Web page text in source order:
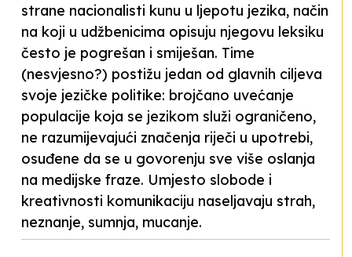
strane nacionalisti kunu u ljepotu jezika, način
na koji u udžbenicima opisuju njegovu leksiku
često je pogrešan i smiješan. Time
(nesvjesno?) postižu jedan od glavnih ciljeva
svoje jezičke politike: brojčano uvećanje
populacije koja se jezikom služi ograničeno,
ne razumijevajući značenja riječi u upotrebi,
osuđene da se u govorenju sve više oslanja
na medijske fraze. Umjesto slobode i
kreativnosti komunikaciju naseljavaju strah,
neznanje, sumnja, mucanje.